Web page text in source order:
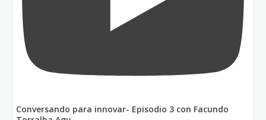
Conversando para innovar- Episodio 3 con Facundo